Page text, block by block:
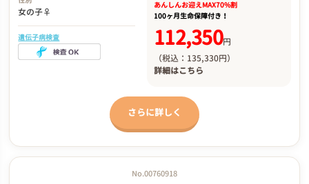
女の子♀
遺伝子病検査
あんしんお迎えMAX70%割
100ヶ月生命保障付き！
112,350円
（税込：135,330円）
詳細はこちら
さらに詳しく
No.00760918